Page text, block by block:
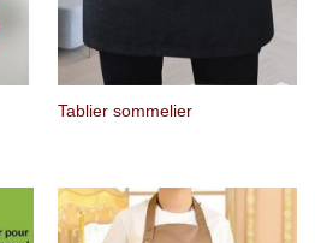
Tablier sommelier